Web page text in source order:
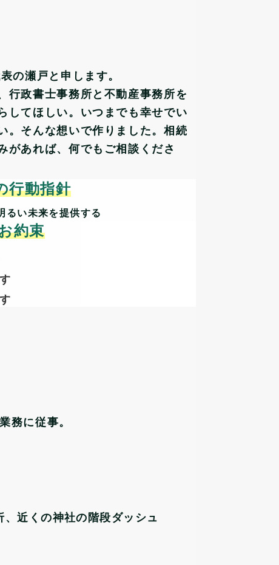
の瀬戸と申します。
行政書士事務所と不動産事務所を
してほしい。いつまでも幸せでい
。そんな想いで作りました。相続
があれば、何でもご相談くださ
行動指針
るい未来を提供する
約束
務に従事。
、近くの神社の階段ダッシュ